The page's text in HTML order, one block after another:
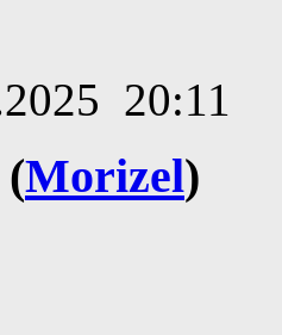
20:11
(Morizel)